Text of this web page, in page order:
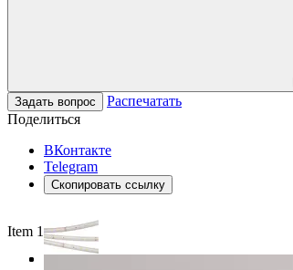
Задать вопрос
Распечатать
Поделиться
ВКонтакте
Telegram
Скопировать ссылку
Item 1 of 3